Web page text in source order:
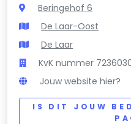
Beringehof 6
De Laar-Oost
De Laar
KvK nummer
Jouw website hier?
IS DIT JOUW